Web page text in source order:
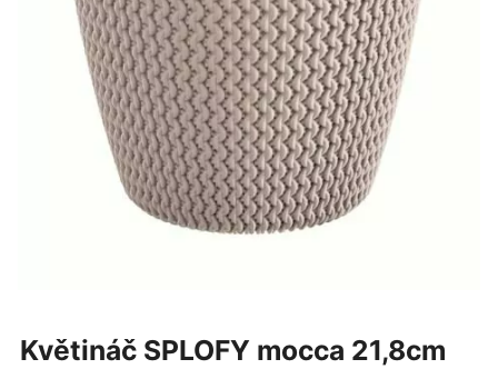
Květináč SPLOFY mocca 21,8cm